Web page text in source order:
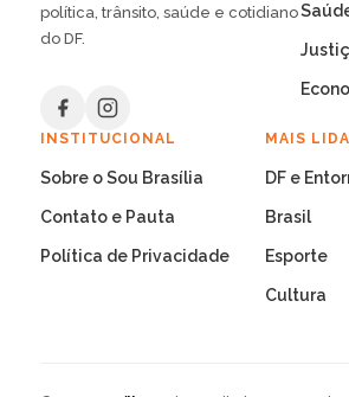
política, trânsito, saúde e cotidiano
do DF.
INSTITUCIONAL
Sobre o Sou Brasília
Contato e Pauta
Política de Privacidade
MAIS
DF e
Brasil
Esporte
Cultura